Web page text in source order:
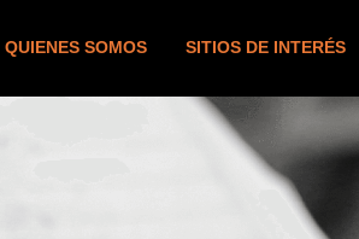
QUIENES SOMOS SITIOS DE INTERÉS